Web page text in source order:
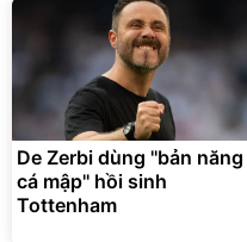
De Zerbi dùng ''bản năng
cá mập'' hồi sinh
Tottenham